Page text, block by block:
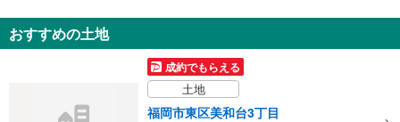
3,898万円
4LDK
建物面積 114.27m
西鉄貝塚線 「和白」駅 徒歩20分
おすすめの土地
成約でもらえる
土地
福岡市東区美和台3丁目